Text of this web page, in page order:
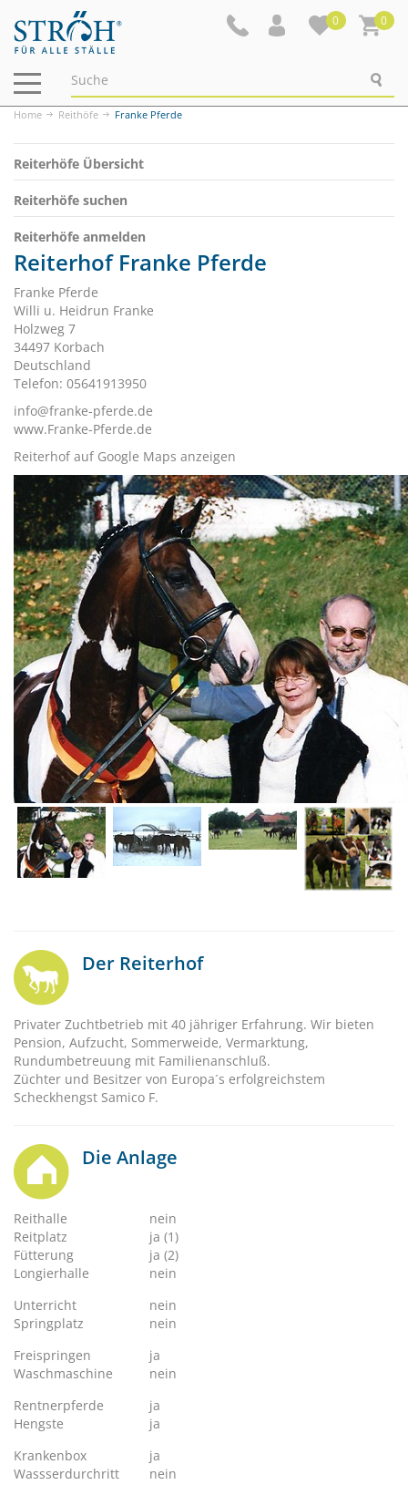
0 0
Navigation
ein-/ausblenden
Home Reithöfe Franke Pferde
Reiterhöfe Übersicht
Reiterhöfe suchen
Reiterhöfe anmelden
Reiterhof Franke Pferde
Franke Pferde
Willi u. Heidrun Franke
Holzweg 7
34497 Korbach
Deutschland
Telefon: 05641913950
info@franke-pferde.de
www.Franke-Pferde.de
Reiterhof auf Google Maps anzeigen
Der Reiterhof
Privater Zuchtbetrieb mit 40 jähriger Erfahrung. Wir bieten
Pension, Aufzucht, Sommerweide, Vermarktung,
Rundumbetreuung mit Familienanschluß.
Züchter und Besitzer von Europa´s erfolgreichstem
Scheckhengst Samico F.
Die Anlage
Reithalle
nein
Reitplatz
ja (1)
Fütterung
ja (2)
Longierhalle
nein
Unterricht
nein
Springplatz
nein
Freispringen
ja
Waschmaschine
nein
Rentnerpferde
ja
Hengste
ja
Krankenbox
ja
Wassserdurchritt
nein